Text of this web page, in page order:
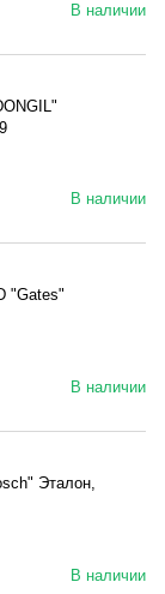
В наличии
В наличии
"Gates"
В наличии
Эталон,
В наличии